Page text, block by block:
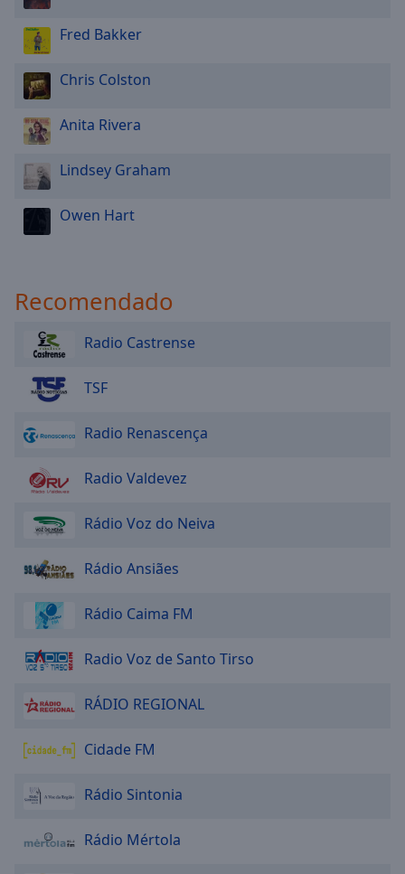
Fred Bakker
Chris Colston
Anita Rivera
Lindsey Graham
Owen Hart
Recomendado
Radio Castrense
TSF
Radio Renascença
Radio Valdevez
Rádio Voz do Neiva
Rádio Ansiães
Rádio Caima FM
Radio Voz de Santo Tirso
RÁDIO REGIONAL
Cidade FM
Rádio Sintonia
Rádio Mértola